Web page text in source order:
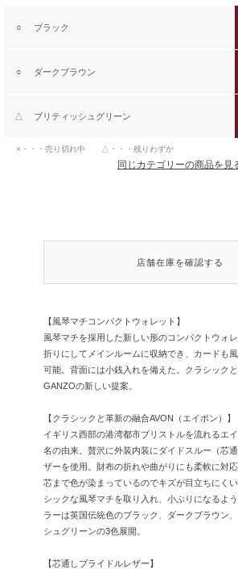
○ ブラック
○ ダークブラウン
△ ブリティッシュグリーン
×・・・売り切れ中 △・・・残りわずか
同じカテゴリーの商品を見
店舗在庫を確認する
【風琴マチコンパクトウォレット】
風琴マチを採用した新しい形のコンパクトウォ
折りにしてメインルームに収納でき、カードも
可能。背面には小銭入れを備えた。クラシック
GANZOの新しい提案。
【クラシックと革新の融合AVON（エイボン）】
イギリス西部の港湾都市ブリストルを流れるエ
名の由来。贅沢に外装内装にダイドスルー（芯
ザーを使用。財布の折れや曲がりにも柔軟に対
芯まで色が染まっているのでキズが目立ちにく
シックな風琴マチを取り入れ、小ぶりになるよ
ラーは英国伝統色のブラック、ダークブラウン
シュグリーンの3色展開。
【芯通しブライドルレザー】